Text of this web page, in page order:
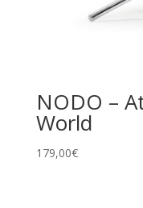
NODO –
World
179,00€